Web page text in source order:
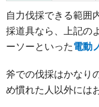
自力伐採できる範囲
採道具なら、上記の
ーソーといった電動
斧での伐採はかなり
め慣れた人以外には